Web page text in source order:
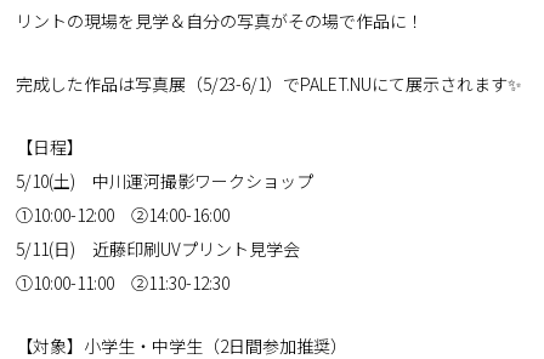
リントの現場を見学＆自分の写真がその場で作品に！
完成した作品は写真展（5/23-6/1）でPALET.NUにて展示されます✨
【日程】
5/10(土) 中川運河撮影ワークショップ
①10:00-12:00 ②14:00-16:00
5/11(日) 近藤印刷UVプリント見学会
①10:00-11:00 ②11:30-12:30
【対象】小学生・中学生（2日間参加推奨）